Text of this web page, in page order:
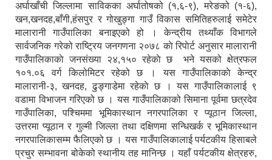
अर्घाखाँची जिल्लामा साविकका अर्घातोषको (१,६-९), मरेङको (१-६),
खन,खनदह,बाँगी,हंसपुर र गोखुङ्गा गाउँ विकास समितिहरुलाई समेटेर
मालारानी गाउँपालिका बनाइएको हो । केन्द्रीय तथ्याँक विभागले
सार्वजनिक गरेको राष्ट्रिय जनगणना २०७८ काे रिपाेर्ट अनुसार मालारानी
गाउँपालिकाकाे जनसंख्या २४,१५० रहेकाे छ भने यसको क्षेत्रफल
१०१.०६ वर्ग किलोमिटर रहेको छ । यस गाउँपालिकाकाे केन्द्र
मालारानी-३, खनदह, ढुङ्गाडेमा रहेकाे छ । यस गाउँपालिकालाई ९
वडामा विभाजन गरिएको छ । यस गाउँपालिकाको सिमाना पूर्वमा छत्रदेव
गाउँपालिका, पश्चिममा भूमिकास्थान नगरपालिका र प्यूठान जिल्ला,
उत्तरमा प्यूठान र गुल्मी जिल्ला तथा दक्षिणमा सन्धिखर्क र भूमिकास्थान
नगरपालिकासम्म फैलिएको छ । यस गाउँपालिकालाई पर्यटकीय हिसाबले
प्रचुर सम्भावना बोकेको स्थानीय तह मानिन्छ । यहाँ पर्यटकीय क्षेत्रहरु,